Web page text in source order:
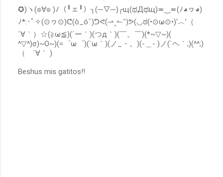
✪)ヽ(๏∀๏ )ﾉ（╹ェ╹）╮(─▽─)╭щ(ಥДಥщ)≖‿≖(ﾉ◕ヮ◕)
ﾉ*:･ﾟ✧(⊙ヮ⊙)ᕦ(ò_óˇ)ᕤᕙ(⇀‸↼‶)ᕗ(◡ಠ(•⊙ω⊙•)‘︿’（
´∀｀）☆(≧ω≦)(´ー｀)(つд｀)(￣。￣)(*~▽~)(
^▽^)σ)~O~)(=゜ω゜)(´ω｀)(ノ_・。)(-＿- )ノ(´ヘ｀;)(^^;)
（ ´∀｀ )
Beshus mis gatitos!!